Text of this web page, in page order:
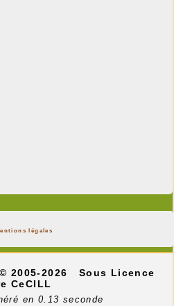
légales
© 2005-2026
Sous Licence
CeCILL
en 0.13 seconde